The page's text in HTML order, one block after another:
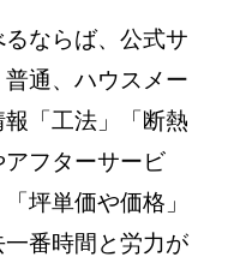
ならば、公式サ
通、ハウスメー
「工法」「断熱
フターサービ
坪単価や価格」
番時間と労力が